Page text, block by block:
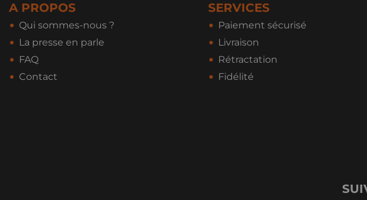
A PROPOS
Qui sommes-nous ?
La presse en parle
FAQ
Contact
SERVICES
Paiement sécurisé
Livraison
Rétractation
Fidélité